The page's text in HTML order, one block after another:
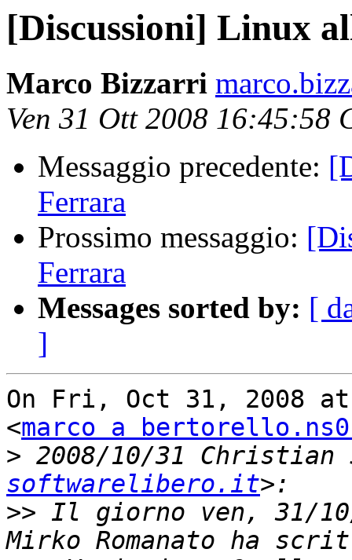
[Discussioni] Linux
Marco Bizzarri
Ven 31 Ott 2008 16:45:58
Messaggio precedente:
Ferrara
Prossimo messaggio:
Ferrara
Messages sorted by: [
]
On Fri, Oct 31, 2008
<marco a
> 2008/10/31 Christian
softwarelibero.it
>> Il giorno ven, 31/